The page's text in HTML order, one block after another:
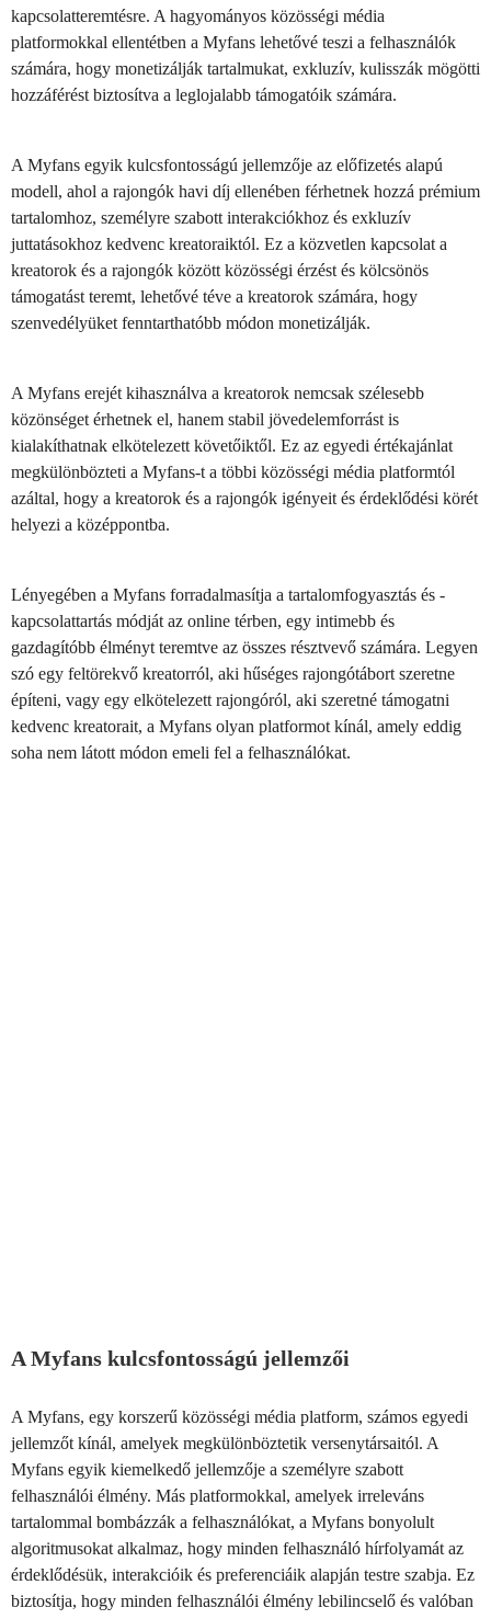
kapcsolatteremtésre. A hagyományos közösségi média
platformokkal ellentétben a Myfans lehetővé teszi a felhasználók
számára, hogy monetizálják tartalmukat, exkluzív, kulisszák mögötti
hozzáférést biztosítva a leglojalabb támogatóik számára.
A Myfans egyik kulcsfontosságú jellemzője az előfizetés alapú
modell, ahol a rajongók havi díj ellenében férhetnek hozzá prémium
tartalomhoz, személyre szabott interakciókhoz és exkluzív
juttatásokhoz kedvenc kreatoraiktól. Ez a közvetlen kapcsolat a
kreatorok és a rajongók között közösségi érzést és kölcsönös
támogatást teremt, lehetővé téve a kreatorok számára, hogy
szenvedélyüket fenntarthatóbb módon monetizálják.
A Myfans erejét kihasználva a kreatorok nemcsak szélesebb
közönséget érhetnek el, hanem stabil jövedelemforrást is
kialakíthatnak elkötelezett követőiktől. Ez az egyedi értékajánlat
megkülönbözteti a Myfans-t a többi közösségi média platformtól
azáltal, hogy a kreatorok és a rajongók igényeit és érdeklődési körét
helyezi a középpontba.
Lényegében a Myfans forradalmasítja a tartalomfogyasztás és -
kapcsolattartás módját az online térben, egy intimebb és
gazdagítóbb élményt teremtve az összes résztvevő számára. Legyen
szó egy feltörekvő kreatorról, aki hűséges rajongótábort szeretne
építeni, vagy egy elkötelezett rajongóról, aki szeretné támogatni
kedvenc kreatorait, a Myfans olyan platformot kínál, amely eddig
soha nem látott módon emeli fel a felhasználókat.
A Myfans kulcsfontosságú jellemzői
A Myfans, egy korszerű közösségi média platform, számos egyedi
jellemzőt kínál, amelyek megkülönböztetik versenytársaitól. A
Myfans egyik kiemelkedő jellemzője a személyre szabott
felhasználói élmény. Más platformokkal, amelyek irreleváns
tartalommal bombázzák a felhasználókat, a Myfans bonyolult
algoritmusokat alkalmaz, hogy minden felhasználó hírfolyamát az
érdeklődésük, interakcióik és preferenciáik alapján testre szabja. Ez
biztosítja, hogy minden felhasználói élmény lebilincselő és valóban